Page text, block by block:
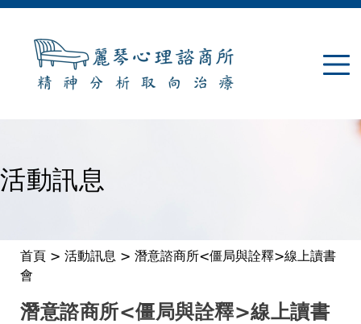
Jump to navigation
活動訊息
您
在
首頁 > 活動訊息 > 潛意諮商所<僵局與詮釋>線上讀書
會
潛意諮商所<僵局與詮釋>線上讀書